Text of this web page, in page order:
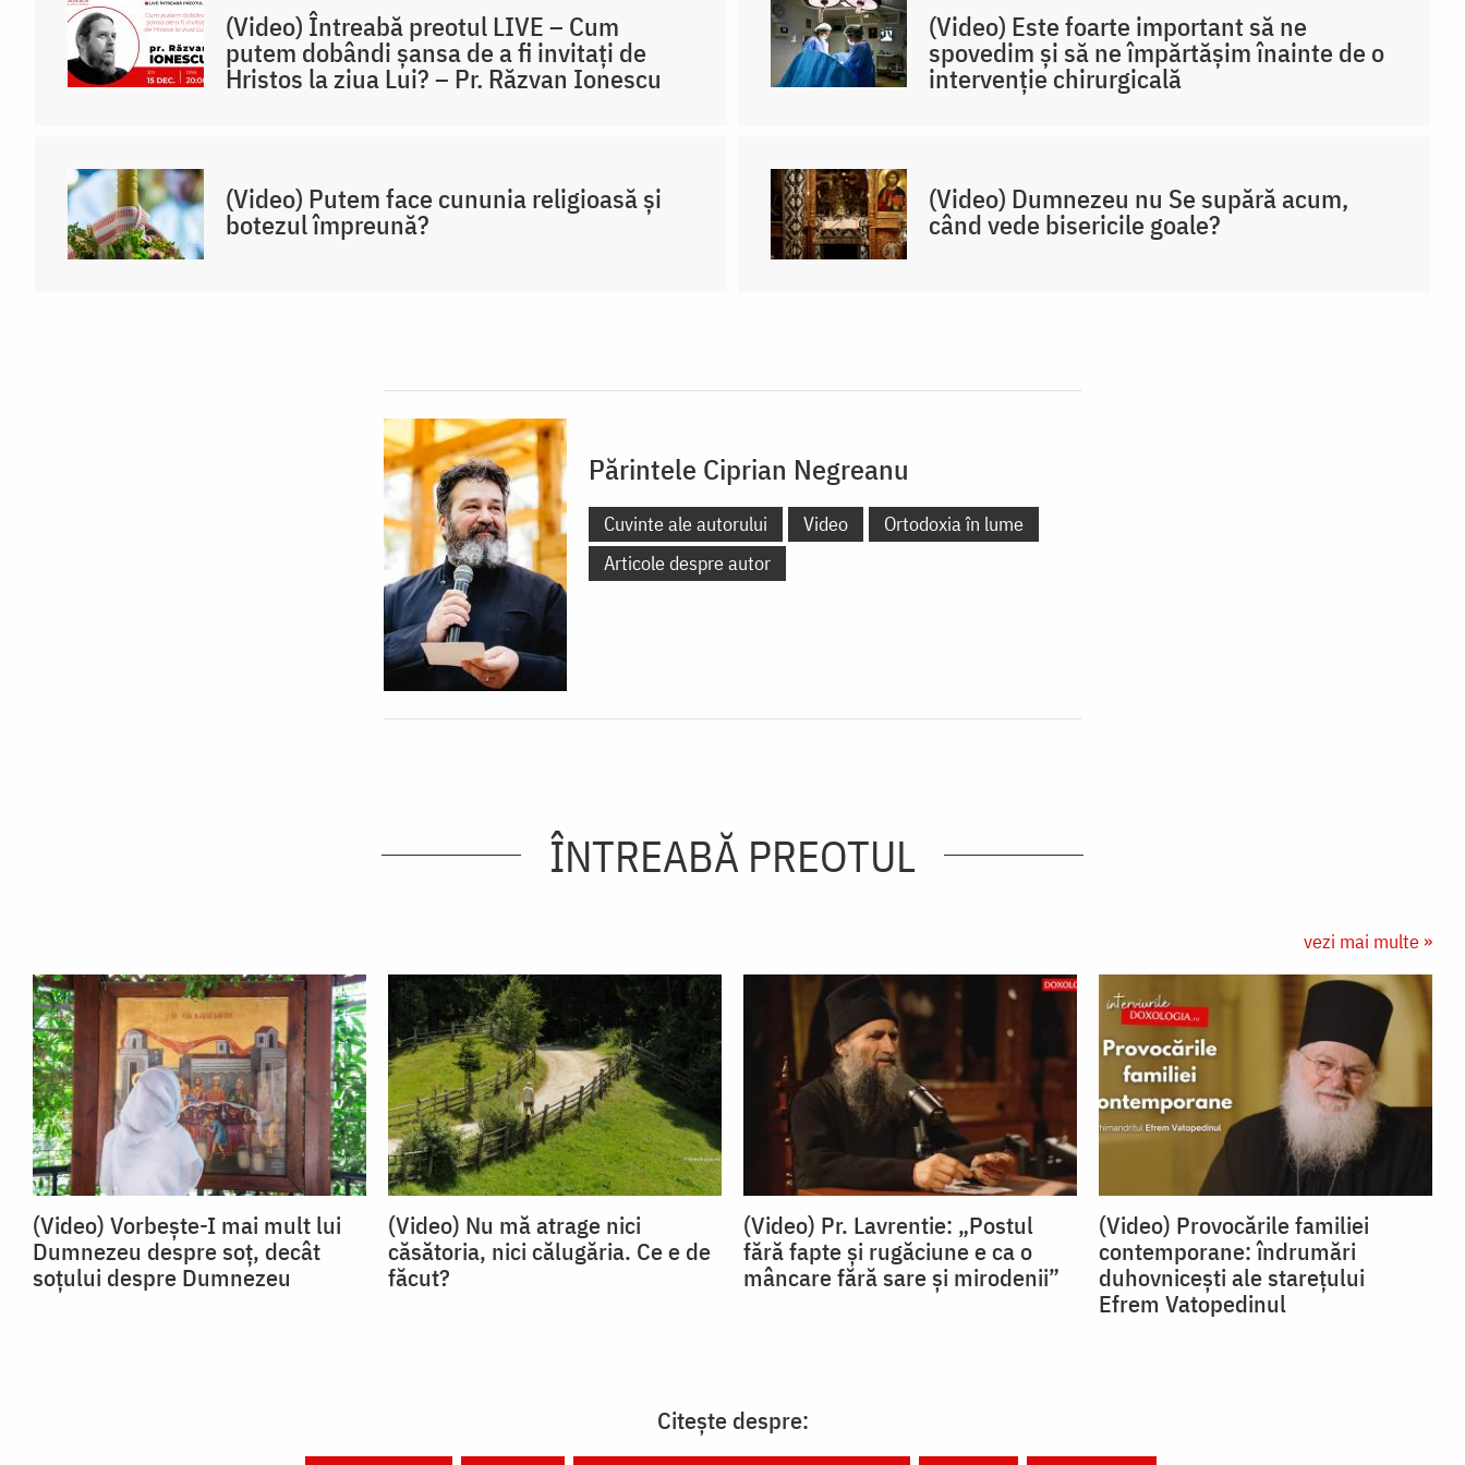
(Video) Întreabă preotul LIVE – Cum
putem dobândi șansa de a fi invitați de
Hristos la ziua Lui? – Pr. Răzvan Ionescu
(Video) Este foarte important să ne
spovedim și să ne împărtășim înainte de o
intervenție chirurgicală
(Video) Putem face cununia religioasă și
botezul împreună?
(Video) Dumnezeu nu Se supără acum,
când vede bisericile goale?
Părintele Ciprian Negreanu
Cuvinte ale autorului Video
Ortodoxia în lume
Articole despre autor
ÎNTREABĂ PREOTUL
vezi mai multe »
(Video) Vorbește-I mai mult lui
Dumnezeu despre soț, decât
soțului despre Dumnezeu
(Video) Nu mă atrage nici
căsătoria, nici călugăria. Ce e de
făcut?
(Video) Pr. Lavrentie: „Postul
fără fapte și rugăciune e ca o
mâncare fără sare și mirodenii”
(Video) Provocările familiei
contemporane: îndrumări
duhovnicești ale starețului
Efrem Vatopedinul
Citește despre: